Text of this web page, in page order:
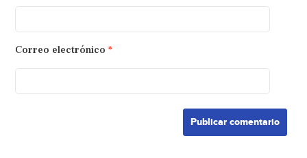
Correo electrónico *